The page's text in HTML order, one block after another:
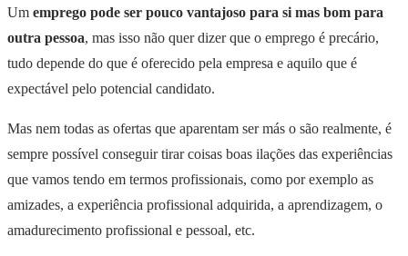
Um emprego pode ser pouco vantajoso para si mas bom para
outra pessoa, mas isso não quer dizer que o emprego é precário,
tudo depende do que é oferecido pela empresa e aquilo que é
expectável pelo potencial candidato.
Mas nem todas as ofertas que aparentam ser más o são realmente, é
sempre possível conseguir tirar coisas boas ilações das experiências
que vamos tendo em termos profissionais, como por exemplo as
amizades, a experiência profissional adquirida, a aprendizagem, o
amadurecimento profissional e pessoal, etc.